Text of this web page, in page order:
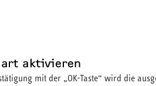
aktivieren
mit der „OK-Taste“ wird die